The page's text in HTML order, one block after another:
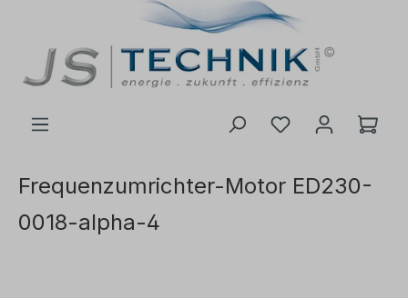
Frequenzumrichter-Motor ED230-
0018-alpha-4